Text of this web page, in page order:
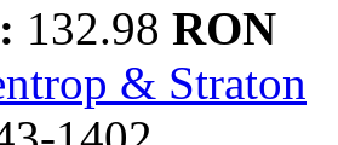
132.98 RON
& Straton